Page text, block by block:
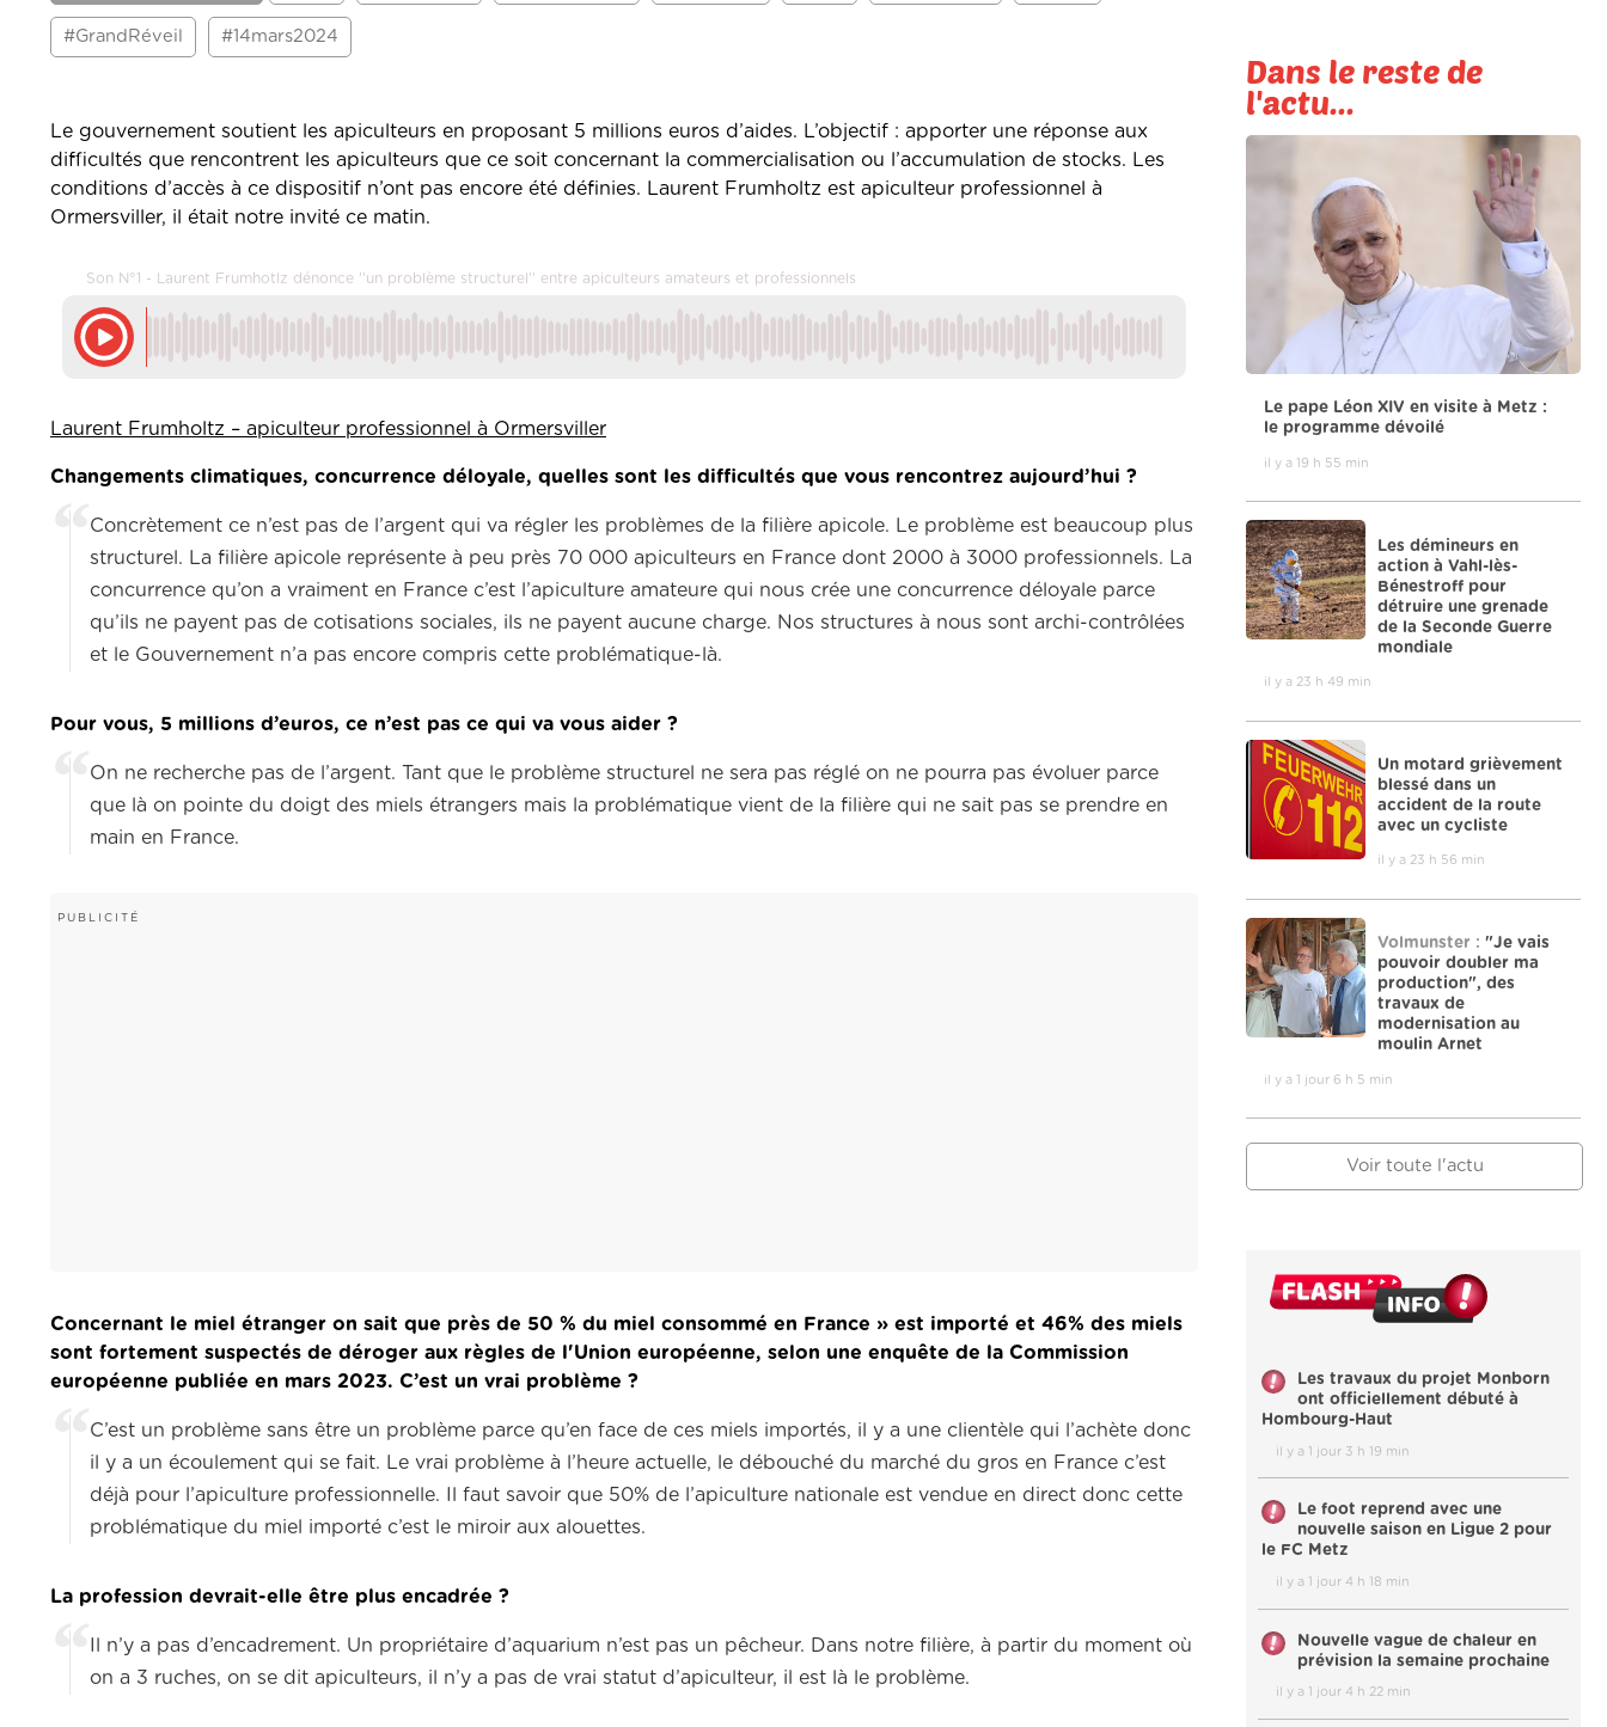
#GrandRéveil #14mars2024
Le gouvernement soutient les apiculteurs en proposant 5 millions euros d’aides. L’objectif : apporter une réponse aux
difficultés que rencontrent les apiculteurs que ce soit concernant la commercialisation ou l’accumulation de stocks. Les
conditions d’accès à ce dispositif n’ont pas encore été définies. Laurent Frumholtz est apiculteur professionnel à
Ormersviller, il était notre invité ce matin.
Son N°1 - Laurent Frumhotlz dénonce ''un problème structurel'' entre apiculteurs amateurs et professionnels
Laurent Frumholtz – apiculteur professionnel à Ormersviller
Changements climatiques, concurrence déloyale, quelles sont les difficultés que vous rencontrez aujourd’hui ?
Concrètement ce n’est pas de l’argent qui va régler les problèmes de la filière apicole. Le problème est beaucoup plus
structurel. La filière apicole représente à peu près 70 000 apiculteurs en France dont 2000 à 3000 professionnels. La
concurrence qu’on a vraiment en France c’est l’apiculture amateure qui nous crée une concurrence déloyale parce
qu’ils ne payent pas de cotisations sociales, ils ne payent aucune charge. Nos structures à nous sont archi-contrôlées
et le Gouvernement n’a pas encore compris cette problématique-là.
Pour vous, 5 millions d’euros, ce n’est pas ce qui va vous aider ?
On ne recherche pas de l’argent. Tant que le problème structurel ne sera pas réglé on ne pourra pas évoluer parce
que là on pointe du doigt des miels étrangers mais la problématique vient de la filière qui ne sait pas se prendre en
main en France.
Concernant le miel étranger on sait que près de 50 % du miel consommé en France » est importé et 46% des miels
sont fortement suspectés de déroger aux règles de l'Union européenne, selon une enquête de la Commission
européenne publiée en mars 2023. C’est un vrai problème ?
C’est un problème sans être un problème parce qu’en face de ces miels importés, il y a une clientèle qui l’achète donc
il y a un écoulement qui se fait. Le vrai problème à l’heure actuelle, le débouché du marché du gros en France c’est
déjà pour l’apiculture professionnelle. Il faut savoir que 50% de l’apiculture nationale est vendue en direct donc cette
problématique du miel importé c’est le miroir aux alouettes.
La profession devrait-elle être plus encadrée ?
Il n’y a pas d’encadrement. Un propriétaire d’aquarium n’est pas un pêcheur. Dans notre filière, à partir du moment où
on a 3 ruches, on se dit apiculteurs, il n’y a pas de vrai statut d’apiculteur, il est là le problème.
Dans le reste de
l'actu...
Le pape Léon XIV en visite à Metz :
le programme dévoilé
il y a 19 h 55 min
Les démineurs en
action à Vahl-lès-
Bénestroff pour
détruire une grenade
de la Seconde Guerre
mondiale
il y a 23 h 49 min
Un motard grièvement
blessé dans un
accident de la route
avec un cycliste
il y a 23 h 56 min
Volmunster : "Je vais
pouvoir doubler ma
production", des
travaux de
modernisation au
moulin Arnet
il y a 1 jour 6 h 5 min
Voir toute l'actu
Les travaux du projet Monborn
ont officiellement débuté à
Hombourg-Haut
il y a 1 jour 3 h 19 min
Le foot reprend avec une
nouvelle saison en Ligue 2 pour
le FC Metz
il y a 1 jour 4 h 18 min
Nouvelle vague de chaleur en
prévision la semaine prochaine
il y a 1 jour 4 h 22 min